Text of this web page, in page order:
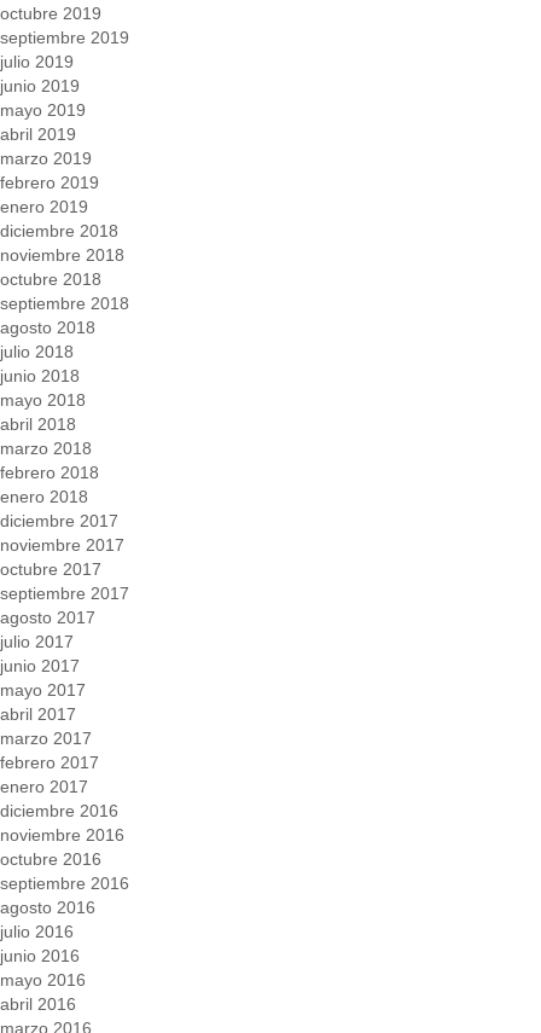
octubre 2019
septiembre 2019
julio 2019
junio 2019
mayo 2019
abril 2019
marzo 2019
febrero 2019
enero 2019
diciembre 2018
noviembre 2018
octubre 2018
septiembre 2018
agosto 2018
julio 2018
junio 2018
mayo 2018
abril 2018
marzo 2018
febrero 2018
enero 2018
diciembre 2017
noviembre 2017
octubre 2017
septiembre 2017
agosto 2017
julio 2017
junio 2017
mayo 2017
abril 2017
marzo 2017
febrero 2017
enero 2017
diciembre 2016
noviembre 2016
octubre 2016
septiembre 2016
agosto 2016
julio 2016
junio 2016
mayo 2016
abril 2016
marzo 2016